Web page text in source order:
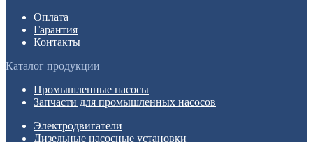
Оплата
Гарантия
Контакты
Каталог продукции
Промышленные насосы
Запчасти для промышленных насосов
Электродвигатели
Дизельные насосные установки